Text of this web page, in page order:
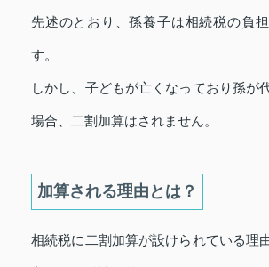
先述のとおり、孫養子は相続税の負
す。
しかし、子どもが亡くなっており孫が
場合、二割加算はされません。
加算される理由とは？
相続税に二割加算が設けられている理